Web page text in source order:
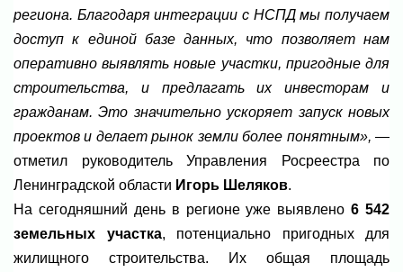
региона. Благодаря интеграции с НСПД мы получаем
доступ к единой базе данных, что позволяет нам
оперативно выявлять новые участки, пригодные для
строительства, и предлагать их инвесторам и
гражданам. Это значительно ускоряет запуск новых
проектов и делает рынок земли более понятным», —
отметил руководитель Управления Росреестра по
Ленинградской области Игорь Шеляков.
На сегодняшний день в регионе уже выявлено6 542
земельных участка, потенциально пригодных для
жилищного строительства. Их общая площадь